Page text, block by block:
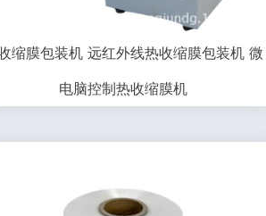
缩膜包装机 远红外线热收缩膜包装机 微
电脑控制热收缩膜机